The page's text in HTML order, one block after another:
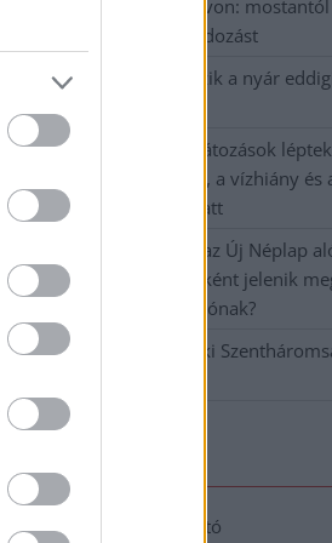
Vízitraffipax a Tisza-tavon:
úszhatja meg a száguldozást
Szolnokra is megérkezik a nyár
Már Szolnokon is korlátozások
tartós hatalmas hőség, a vízhiány és
áramtakarékosság miatt
A NER kihúzta a talajt az Új Néplap
immáron csak hetilapként jelenik
vége a nyomtatott sajtónak?
Befejeződött a szolnoki
Adatkezelési tájékoztató